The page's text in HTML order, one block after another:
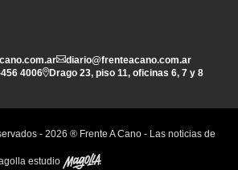
diario@frenteacano.com.ar
456 4006 Drago 23, piso 11, oficinas 6, 7 y 8
- 2026 ® Frente A Cano - Las noticias de
estudio